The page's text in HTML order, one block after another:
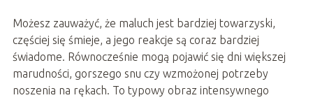
Możesz zauważyć, że maluch jest bardziej towarzyski,
częściej się śmieje, a jego reakcje są coraz bardziej
świadome. Równocześnie mogą pojawić się dni większej
marudności, gorszego snu czy wzmożonej potrzeby
noszenia na rękach. To typowy obraz intensywnego